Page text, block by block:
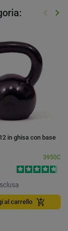
keyboard_arrow_left keyboard_arrow_right
in ghisa con base
3950C
al carrello add_shopping_cart